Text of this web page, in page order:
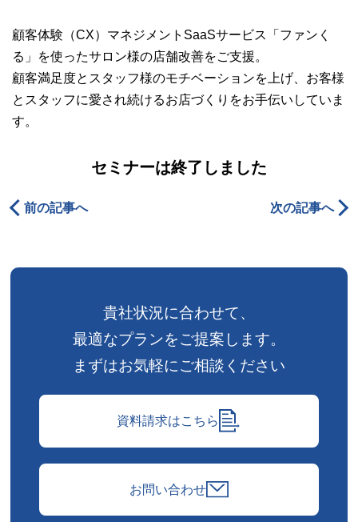
顧客体験（CX）マネジメントSaaSサービス「ファンく
る」を使ったサロン様の店舗改善をご支援。
顧客満足度とスタッフ様のモチベーションを上げ、お客様
とスタッフに愛され続けるお店づくりをお手伝いしていま
す。
セミナーは終了しました
前の記事へ 次の記事へ
貴社状況に合わせて、
最適なプランをご提案します。
まずはお気軽にご相談ください
資料請求はこちら
お問い合わせ